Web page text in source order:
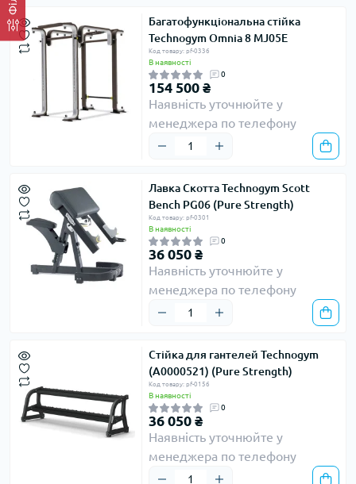
Багатофункціональна стійка
Technogym Omnia 8 MJ05E
Код товару: pf-0336
В наявності
0
154 500 ₴
Наявність уточнюйте у
менеджера по телефону
Лавка Скотта Technogym Scott
Bench PG06 (Pure Strength)
Код товару: pf-0301
В наявності
0
36 050 ₴
Наявність уточнюйте у
менеджера по телефону
Стійка для гантелей Technogym
(A0000521) (Pure Strength)
Код товару: pf-0156
В наявності
0
36 050 ₴
Наявність уточнюйте у
менеджера по телефону